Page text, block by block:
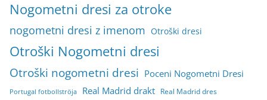
Nogometni dresi za otroke
nogometni dresi z imenom Otroški dresi
Otroški Nogometni dresi
Otroški nogometni dresi Poceni Nogometni Dresi
Portugal fotbollströja Real Madrid drakt Real Madrid dres